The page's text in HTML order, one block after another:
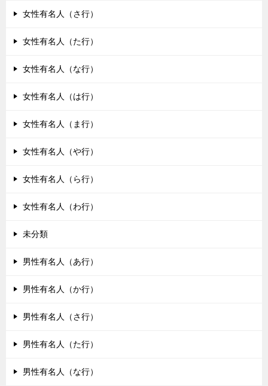
女性有名人（さ行）
女性有名人（た行）
女性有名人（な行）
女性有名人（は行）
女性有名人（ま行）
女性有名人（や行）
女性有名人（ら行）
女性有名人（わ行）
未分類
男性有名人（あ行）
男性有名人（か行）
男性有名人（さ行）
男性有名人（た行）
男性有名人（な行）